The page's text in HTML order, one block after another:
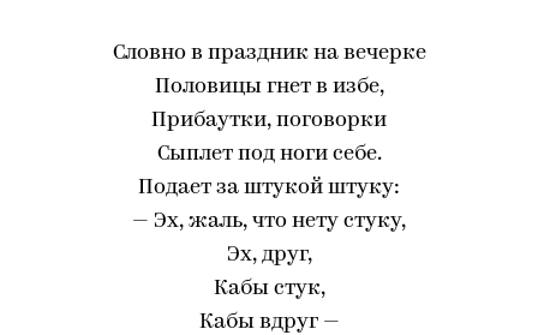
Словно в праздник на вечерке
Половицы гнет в избе,
Прибаутки, поговорки
Сыплет под ноги себе.
Подает за штукой штуку:
— Эх, жаль, что нету стуку,
Эх, друг,
Кабы стук,
Кабы вдруг —